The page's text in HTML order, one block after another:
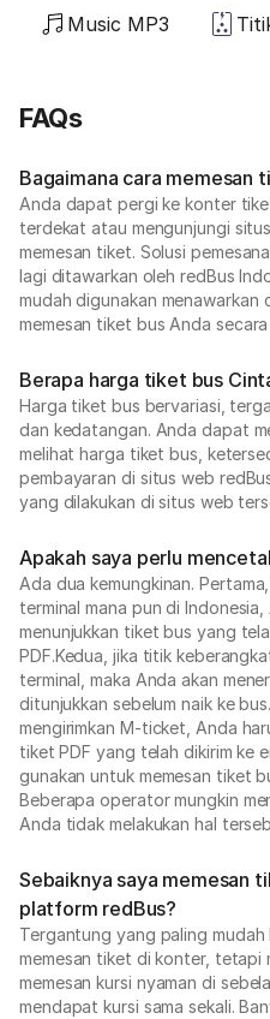
Music MP3
FAQs
Bagaimana cara memesan
Anda dapat pergi ke konter
terdekat atau mengunjungi
memesan tiket. Solusi
lagi ditawarkan oleh redBus
mudah digunakan menawarkan
memesan tiket bus Anda
Berapa harga tiket bus
Harga tiket bus bervariasi,
dan kedatangan. Anda dapat
melihat harga tiket bus,
pembayaran di situs web
yang dilakukan di situs web
Apakah saya perlu
Ada dua kemungkinan.
terminal mana pun di
menunjukkan tiket bus yang
PDF.Kedua, jika titik
terminal, maka Anda akan
ditunjukkan sebelum naik ke
mengirimkan M-ticket, Anda
tiket PDF yang telah dikirim ke
gunakan untuk memesan tiket
Beberapa operator mungkin
Anda tidak melakukan hal
Sebaiknya saya memesan
platform redBus?
Tergantung yang paling
memesan tiket di konter, tetapi
memesan kursi nyaman di
mendapat kursi sama sekali.